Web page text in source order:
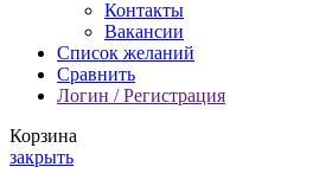
Контакты
Вакансии
Список желаний
Сравнить
Логин / Регистрация
Корзина
закрыть